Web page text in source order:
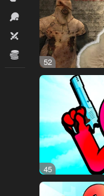
İdman
İki nəfərlik
İqtisadi
52
45